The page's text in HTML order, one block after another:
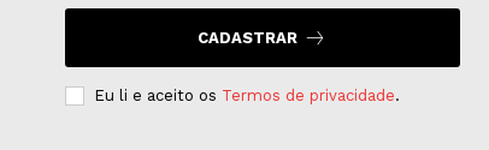
CADASTRAR
Eu li e aceito os Termos de privacidade.